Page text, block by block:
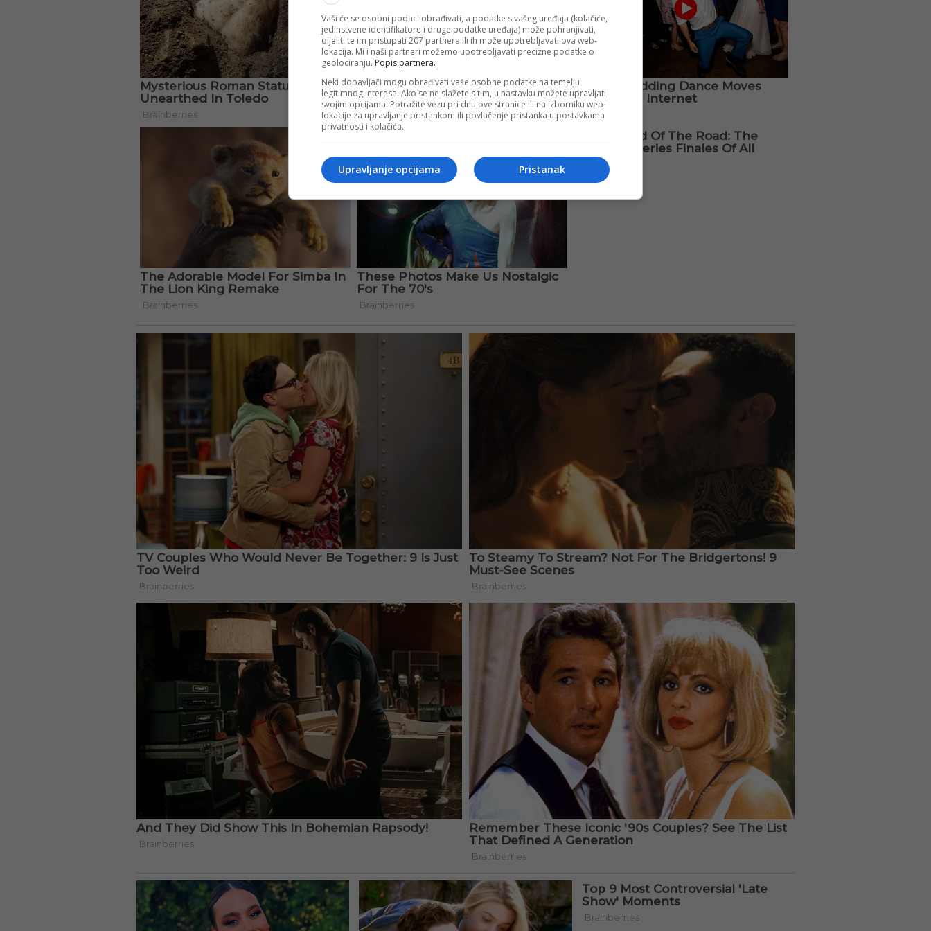
Vaši će se osobni podaci obrađivati, a podatke s vašeg uređaja (kolačiće,
jedinstvene identifikatore i druge podatke uređaja) može pohranjivati,
dijeliti te im pristupati 207 partnera ili ih može upotrebljavati ova web-
lokacija. Mi i naši partneri možemo upotrebljavati precizne podatke o
geolociranju. Popis partnera.
Neki dobavljači mogu obrađivati vaše osobne podatke na temelju
legitimnog interesa. Ako se ne slažete s tim, u nastavku možete upravljati
svojim opcijama. Potražite vezu pri dnu ove stranice ili na izborniku web-
lokacije za upravljanje pristankom ili povlačenje pristanka u postavkama
privatnosti i kolačića.
Pristanak
Upravljanje opcijama